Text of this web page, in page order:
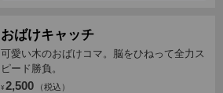
おばけキャッチ
可愛い木のおばけコマ。脳をひねって全力ス
ピード勝負。
¥ 2,500 （税込）